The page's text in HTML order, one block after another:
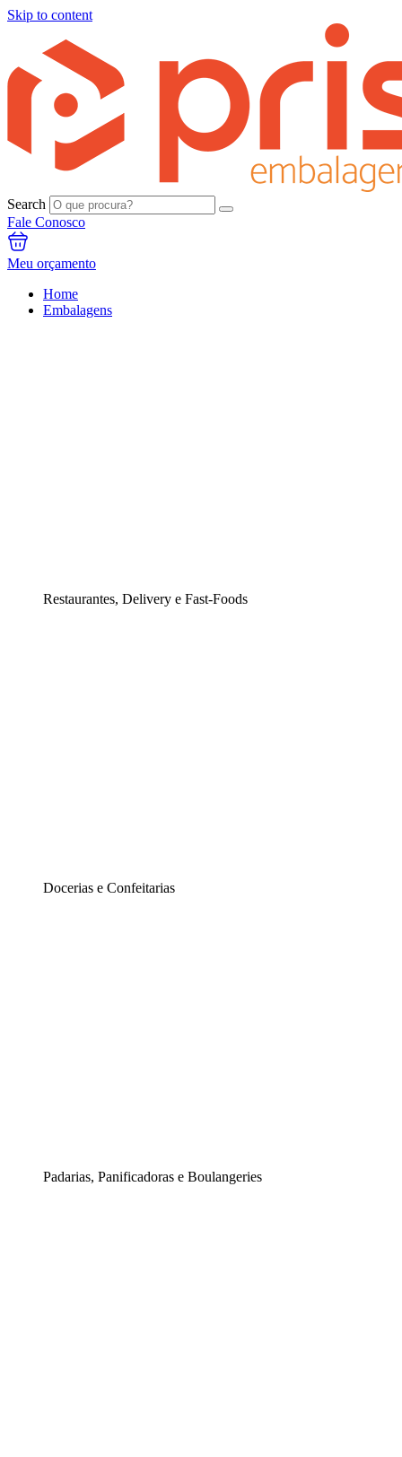
Skip to content
Search
Fale Conosco
Meu orçamento
Home
Embalagens
Restaurantes, Delivery e Fast-Foods
Docerias e Confeitarias
Padarias, Panificadoras e Boulangeries